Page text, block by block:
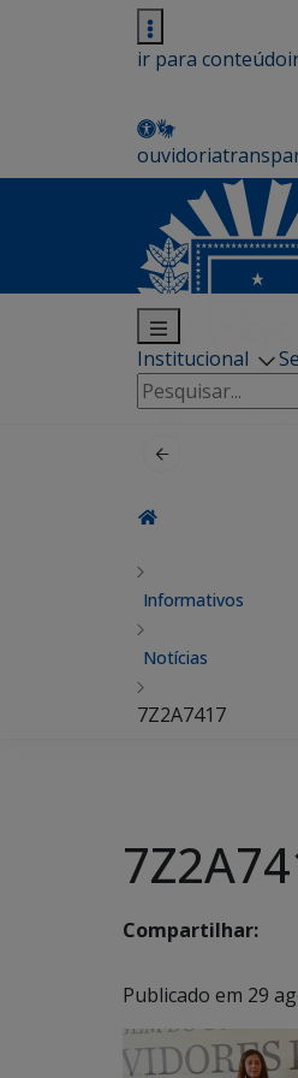
ir para conteúdo
ouvidoria
Institucional
Pesquisar
por:
Informativos
Notícias
7Z2A7417
Compartilhar:
Publicado em 29